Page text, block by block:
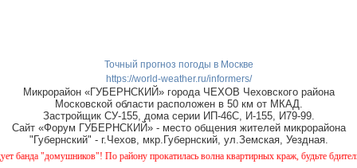
Точный прогноз погоды в Москве
https://world-weather.ru/informers/
Микрорайон «ГУБЕРНСКИЙ» города ЧЕХОВ Чеховского района
Московской области расположен в 50 км от МКАД.
Застройщик СУ-155, дома серии ИП-46С, И-155, И79-99.
Сайт «Форум ГУБЕРНСКИЙ» - место общения жителей микрорайона
"Губернский" - г.Чехов, мкр.Губернский, ул.Земская, Уездная.
"домушников"! По району прокатилась волна квартирных краж, будьте бдительны!